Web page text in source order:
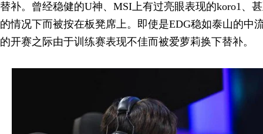
替补。曾经稳健的U神、MSI上有过亮眼表现的koro1、
的情况下而被按在板凳席上。即使是EDG稳如泰山的中
的开赛之际由于训练赛表现不佳而被爱萝莉换下替补。